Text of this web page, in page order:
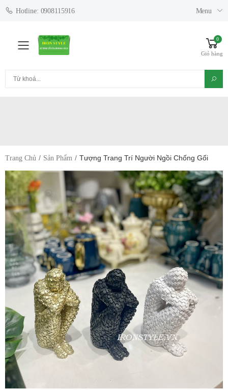
Hotline: 0908115916 Menu
Toggle mobile menu
0
Giỏ hàng
Trang Chủ Sản Phẩm Tượng Trang Trí Người Ngồi Chống Gối